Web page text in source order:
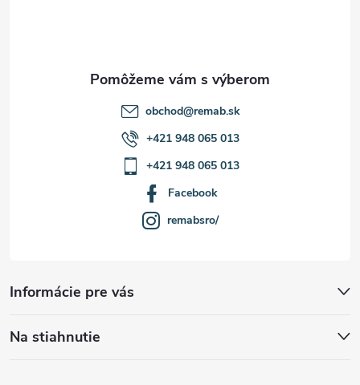
Informácie pre vás
Na stiahnutie
obchod@remab.sk
+421 948 065 013
+421 948 065 013
Facebook
remabsro/